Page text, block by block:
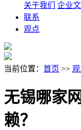
关于我们
企业
联系
观点
当前位置： 首页 >>
无锡哪家
赖？